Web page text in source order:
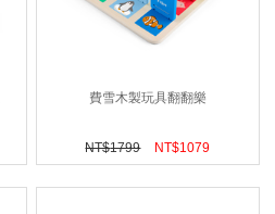
費雪木製玩具翻翻樂
NT$1799 NT$1079